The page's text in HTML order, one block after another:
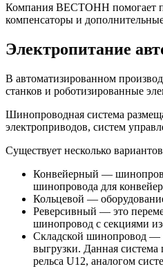
Компания ВЕСТОНН помогает
компенсаторы и
Электропитание
В автоматизированном
станков и роботизированные
Шинопроводная система
электроприводов, систем
Существует несколько
Конвейерный —
шинопровода для
Кольцевой —
Реверсивный — это
шинопровод с секциями
Складской шинопровод —
выгрузки. Данная система
рельса U12, аналогом